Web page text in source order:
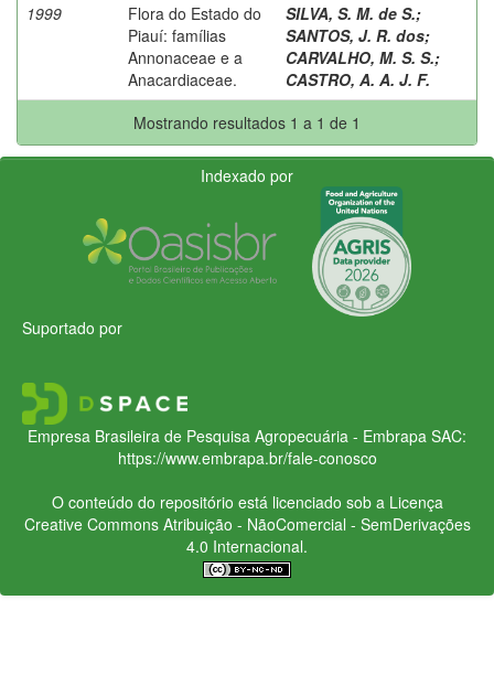
1999
Flora do Estado do
Piauí: famílias
Annonaceae e a
Anacardiaceae.
SILVA, S. M. de S.;
SANTOS, J. R. dos;
CARVALHO, M. S. S.;
CASTRO, A. A. J. F.
Mostrando resultados 1 a 1 de 1
Indexado por
Suportado por
Empresa Brasileira de Pesquisa Agropecuária - Embrapa SAC:
https://www.embrapa.br/fale-conosco
O conteúdo do repositório está licenciado sob a Licença
Creative CommonsAtribuição - NãoComercial - SemDerivações
4.0 Internacional.